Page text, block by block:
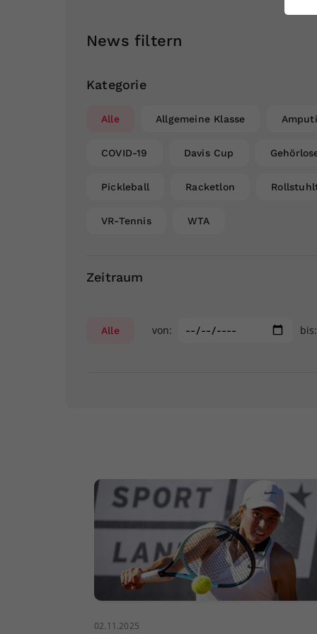
News filtern
Kategorie
Alle Allgemeine Klasse
COVID-19 Davis Cup
Pickleball Racketlon
VR-Tennis WTA
Zeitraum
Alle von: bis:
02.11.2025